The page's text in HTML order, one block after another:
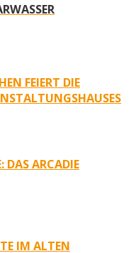
FEIERT DIE
DAS ARCADIE
IM ALTEN